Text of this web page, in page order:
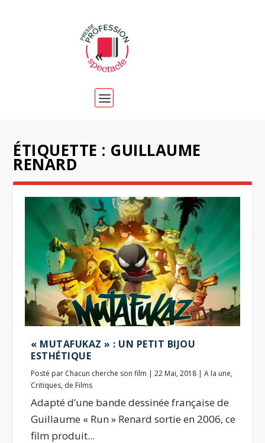
ÉTIQUETTE : GUILLAUME
RENARD
« MUTAFUKAZ » : UN PETIT BIJOU
ESTHÉTIQUE
Posté par Chacun cherche son film |22 Mai, 2018 |A la une,
Critiques, de Films
Adapté d’une bande dessinée française de
Guillaume « Run » Renard sortie en 2006, ce
film produit...